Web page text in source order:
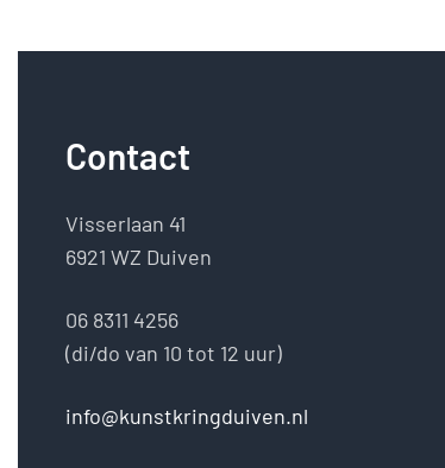
Contact
Visserlaan 41
6921 WZ Duiven
06 8311 4256
(di/do van 10 tot 12 uur)
info@kunstkringduiven.nl